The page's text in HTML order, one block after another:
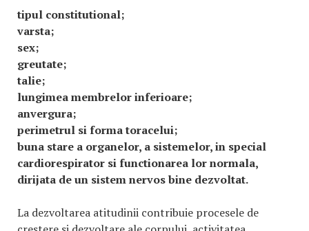
tipul constitutional;
varsta;
sex;
greutate;
talie;
lungimea membrelor inferioare;
anvergura;
perimetrul si forma toracelui;
buna stare a organelor, a sistemelor, in special
cardiorespirator si functionarea lor normala,
dirijata de un sistem nervos bine dezvoltat.
La dezvoltarea atitudinii contribuie procesele de